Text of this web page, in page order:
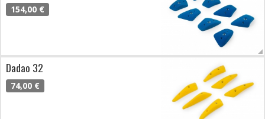
154,00 €
Dadao 32
74,00 €